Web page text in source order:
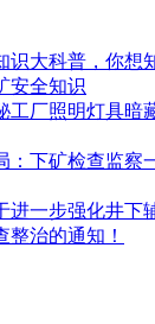
识大科普，你想
安全知识
工厂照明灯具暗
：下矿检查监察
进一步强化井下
整治的通知！